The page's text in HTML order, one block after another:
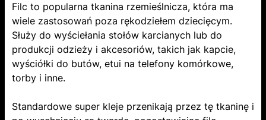
Filc to popularna tkanina rzemieślnicza, która ma
wiele zastosowań poza rękodziełem dziecięcym.
Służy do wyściełania stołów karcianych lub do
produkcji odzieży i akcesoriów, takich jak kapcie,
wyściółki do butów, etui na telefony komórkowe,
torby i inne.
Standardowe super kleje przenikają przez tę tkaninę i